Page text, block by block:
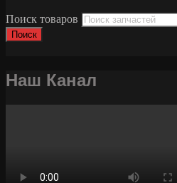
Поиск товаров
Поиск
Наш Канал